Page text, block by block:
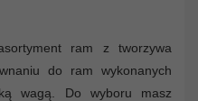
ram z tworzywa
do ram wykonanych
wagą. Do wyboru masz